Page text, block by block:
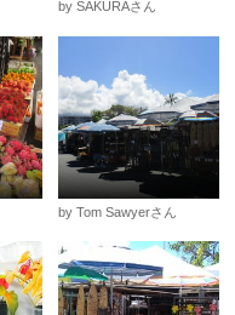
by SAKURAさん
by Tom Sawyerさん